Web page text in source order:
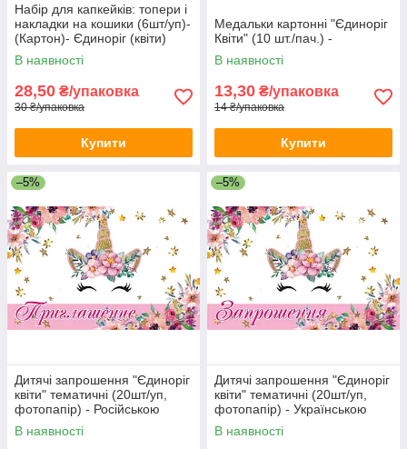
Набір для капкейків: топери і
накладки на кошики (6шт/уп)-
(Картон)- Єдиноріг (квіти)
білий, Прикраса для кексів,
Біло-рожевий
В наявності
28,50 ₴/упаковка
30 ₴/упаковка
Купити
Медальки картонні "Єдиноріг
Квіти" (10 шт./пач.) -
В наявності
13,30 ₴/упаковка
14 ₴/упаковка
Купити
–5%
Дитячі запрошення "Єдиноріг
квіти" тематичні (20шт/уп,
фотопапір) - Російською
В наявності
–5%
Дитячі запрошення "Єдиноріг
квіти" тематичні (20шт/уп,
фотопапір) - Українською
В наявності